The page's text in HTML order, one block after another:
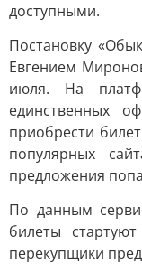
доступными.
Постановку
Евгением
июля. На
единственных
приобрести
популярных
предложения
По данным
билеты
перекупщики